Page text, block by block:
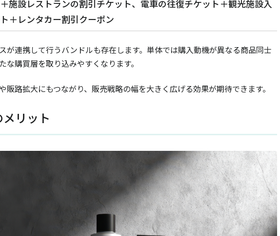
施設レストランの割引チケット、電車の往復チケット＋観光施設入
＋レンタカー割引クーポン
が連携して行うバンドルも存在します。単体では購入動機が異なる商品同士
な購買層を取り込みやすくなります。
販路拡大にもつながり、販売戦略の幅を大きく広げる効果が期待できます。
リット